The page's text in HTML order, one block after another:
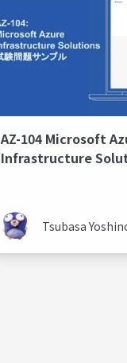
AZ-104 Microsoft
Infrastructure
Tsubasa